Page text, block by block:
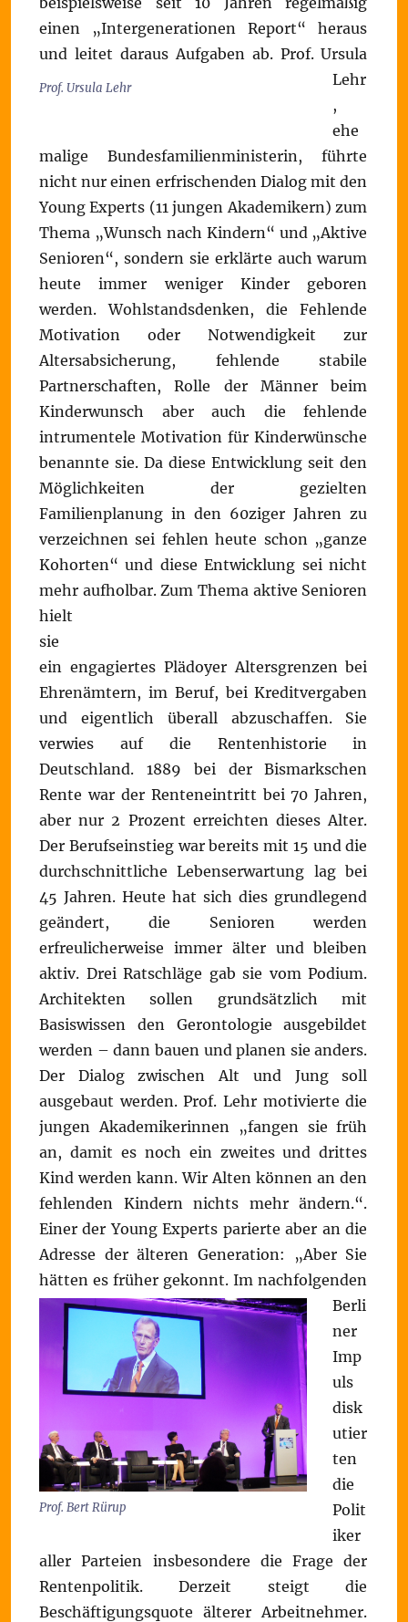
einen „Intergenerationen Report“ heraus
und leitet daraus Aufgaben ab.
Prof. Ursula Lehr
Prof. Ursula
Lehr
,
ehe
malige Bundesfamilienministerin, führte
nicht nur einen erfrischenden Dialog mit den
Young Experts (11 jungen Akademikern) zum
Thema „Wunsch nach Kindern“ und „Aktive
Senioren“, sondern sie erklärte auch warum
heute immer weniger Kinder geboren
werden. Wohlstandsdenken, die Fehlende
Motivation oder Notwendigkeit zur
Altersabsicherung, fehlende stabile
Partnerschaften, Rolle der Männer beim
Kinderwunsch aber auch die fehlende
intrumentele Motivation für Kinderwünsche
benannte sie. Da diese Entwicklung seit den
Möglichkeiten der gezielten
Familienplanung in den 60ziger Jahren zu
verzeichnen sei fehlen heute schon „ganze
Kohorten“ und diese Entwicklung sei nicht
mehr aufholbar.Zum Thema aktive Senioren
hielt
sie
ein engagiertes Plädoyer Altersgrenzen bei
Ehrenämtern, im Beruf, bei Kreditvergaben
und eigentlich überall abzuschaffen. Sie
verwies auf die Rentenhistorie in
Deutschland. 1889 bei der Bismarkschen
Rente war der Renteneintritt bei 70 Jahren,
aber nur 2 Prozent erreichten dieses Alter.
Der Berufseinstieg war bereits mit 15 und die
durchschnittliche Lebenserwartung lag bei
45 Jahren. Heute hat sich dies grundlegend
geändert, die Senioren werden
erfreulicherweise immer älter und bleiben
aktiv. Drei Ratschläge gab sie vom Podium.
Architekten sollen grundsätzlich mit
Basiswissen den Gerontologie ausgebildet
werden – dann bauen und planen sie anders.
Der Dialog zwischen Alt und Jung soll
ausgebaut werden. Prof. Lehr motivierte die
jungen Akademikerinnen „fangen sie früh
an, damit es noch ein zweites und drittes
Kind werden kann. Wir Alten können an den
fehlenden Kindern nichts mehr ändern.“.
Einer der Young Experts parierte aber an die
Adresse der älteren Generation: „Aber Sie
hätten es früher gekonnt.
Prof. Bert Rürup
Im nachfolgenden
Berli
ner
Imp
uls
disk
utier
ten
die
Polit
iker
aller Parteien insbesondere die Frage der
Rentenpolitik. Derzeit steigt die
Beschäftigungsquote älterer Arbeitnehmer.